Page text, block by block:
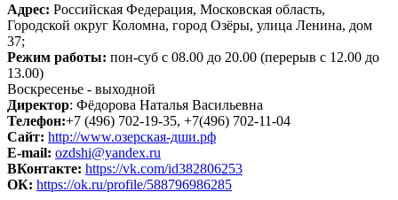
Адрес: Российская Федерация, Московская область,
Городской округ Коломна, город Озёры, улица Ленина, дом
37;
Режим работы: пон-суб с 08.00 до 20.00 (перерыв с 12.00 до
13.00)
Воскресенье - выходной
Директор: Фёдорова Наталья Васильевна
Телефон:+7 (496) 702-19-35, +7(496) 702-11-04
Сайт: http://www.озерская-дши.рф
E-mail: ozdshi@yandex.ru
ВКонтакте: https://vk.com/id382806253
ОК: https://ok.ru/profile/588796986285